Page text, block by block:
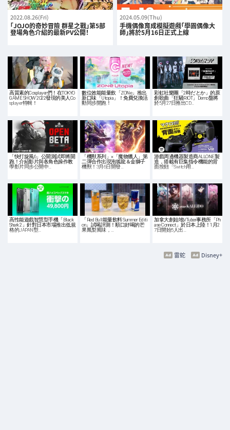
2022.08.26(Fri)
「JOJO的奇妙冒險 群星之戰」第5部
登場角色介紹的最新PV公開！
2024.05.09(Thu)
手機偶像育成模擬遊戲「學園偶像大
師」將於5月16日正式上線
高質素的Cosplayer們！在TOKYO
GAME SHOW 2022發現的美人Co
splayer特輯！
數位效能能量飲「ZONe」推出
新口味「Utopia」！免費兌換活
動同步開跑！
彩虹社樂團「2時だとか」的原
創歌曲「狂騒RIOT」Demo盤將
於5月27日推出CD…
「快打旋風6」公開測試即將開
跑！介紹影片與各角色操作教
學影片同步公開中…
「機獸系列」×「魔物獵人」第
二彈合作出現泡狐龍＆金獅子
機獸！3月6日開發…
游戲周邊機器製造商ALLONE製
造，搭載有巨集指令機能的背
面按鈕「Switch用…
高性能遊戲智慧型手機「Black
Shark 2」針對日本市場推出低規
格的JAPAN型…
「Red Bull能量飲料 Summer Editi
on」試喝評測！順口好喝的芒
果鳳梨風味，…
加拿大創始地VTuber事務所「Ph
ase Connect」於日本上陸！1月2
7日開始5人出…
Disney+
雷蛇